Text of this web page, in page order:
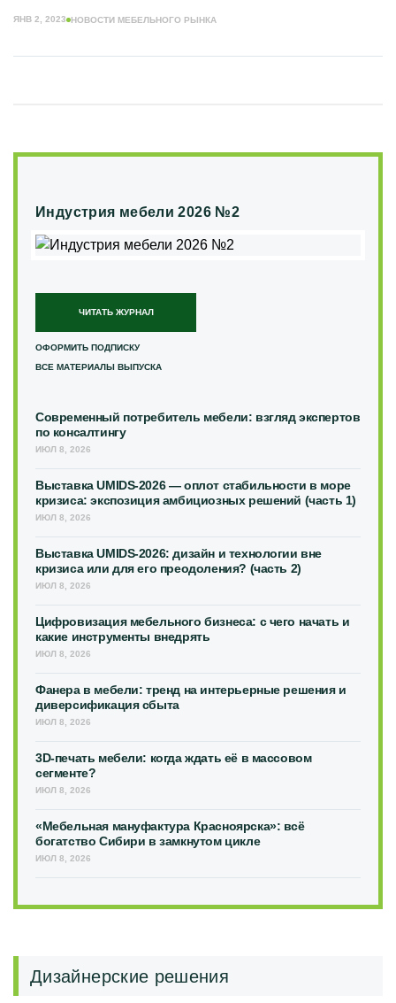
ЯНВ 2, 2023 НОВОСТИ МЕБЕЛЬНОГО РЫНКА
Индустрия мебели 2026 №2
ЧИТАТЬ ЖУРНАЛ
ОФОРМИТЬ ПОДПИСКУ
ВСЕ МАТЕРИАЛЫ ВЫПУСКА
Современный потребитель мебели: взгляд экспертов
по консалтингу
ИЮЛ 8, 2026
Выставка UMIDS-2026 — оплот стабильности в море
кризиса: экспозиция амбициозных решений (часть 1)
ИЮЛ 8, 2026
Выставка UMIDS-2026: дизайн и технологии вне
кризиса или для его преодоления? (часть 2)
ИЮЛ 8, 2026
Цифровизация мебельного бизнеса: с чего начать и
какие инструменты внедрять
ИЮЛ 8, 2026
Фанера в мебели: тренд на интерьерные решения и
диверсификация сбыта
ИЮЛ 8, 2026
3D-печать мебели: когда ждать её в массовом
сегменте?
ИЮЛ 8, 2026
«Мебельная мануфактура Красноярска»: всё
богатство Сибири в замкнутом цикле
ИЮЛ 8, 2026
Дизайнерские решения